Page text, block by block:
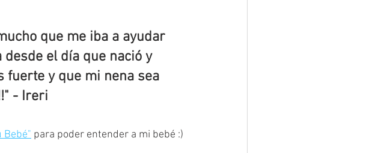
que me iba a ayudar
el día que nació y
fuerte y que mi nena sea
- Ireri
Bebé" para poder entender a mi bebé :)